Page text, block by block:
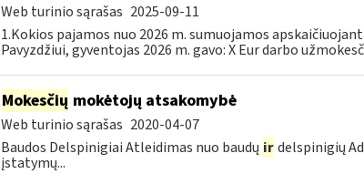
Web turinio sąrašas 2025-09-11
1.Kokios pajamos nuo 2026 m. sumuojamos
Pavyzdžiui, gyventojas 2026 m. gavo: X Eur darbo
Mokesčių mokėtojų atsakomybė
Web turinio sąrašas 2020-04-07
Baudos Delspinigiai Atleidimas nuo baudų ir delspinigių
įstatymų...